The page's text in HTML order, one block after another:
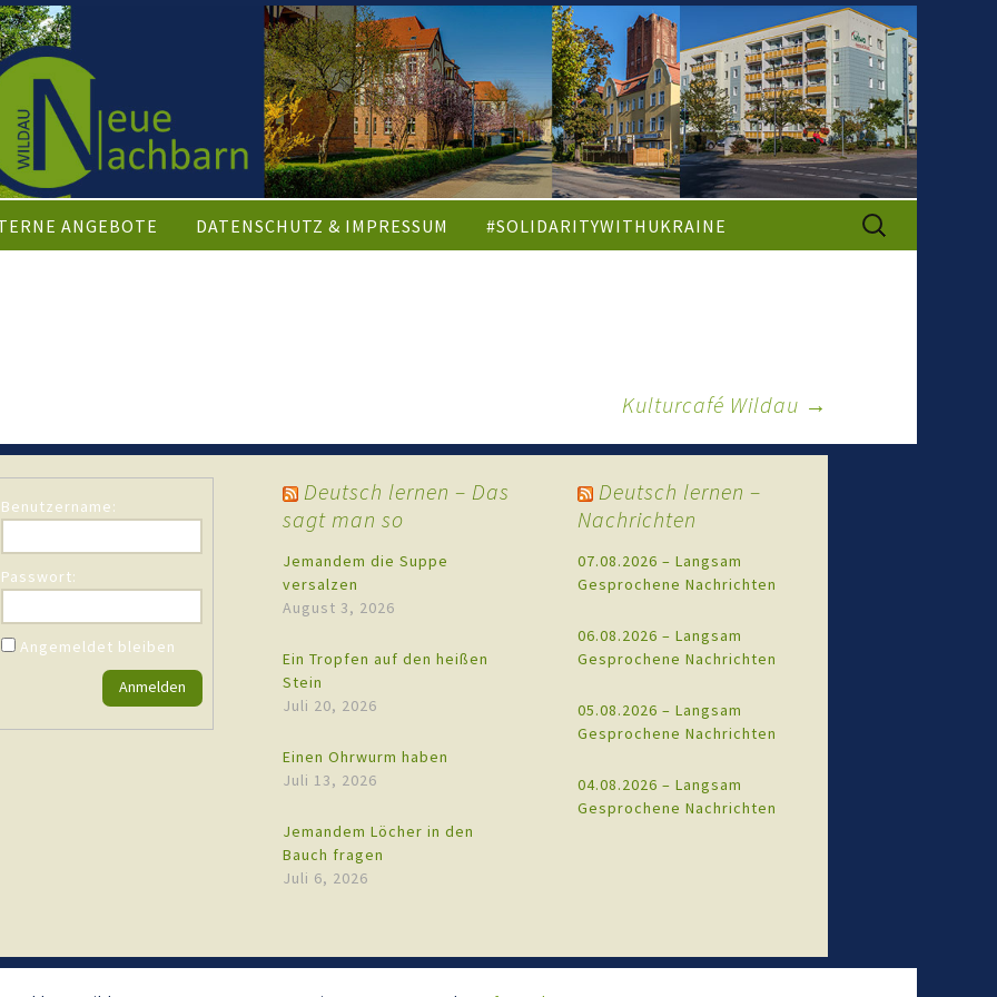
ANGEBOTE DATENSCHUTZ & IMPRESSUM #SOLIDARITYWITHUKRAINE
Suche
nach:
Kulturcafé Wildau →
Benutzername:
Passwort:
Angemeldet bleiben
Anmelden
Deutsch lernen – Das
sagt man so
Jemandem die Suppe
versalzen
August 3, 2026
Ein Tropfen auf den heißen
Stein
Juli 20, 2026
Einen Ohrwurm haben
Juli 13, 2026
Jemandem Löcher in den
Bauch fragen
Juli 6, 2026
Deutsch lernen –
Nachrichten
07.08.2026 – Langsam
Gesprochene Nachrichten
06.08.2026 – Langsam
Gesprochene Nachrichten
05.08.2026 – Langsam
Gesprochene Nachrichten
04.08.2026 – Langsam
Gesprochene Nachrichten